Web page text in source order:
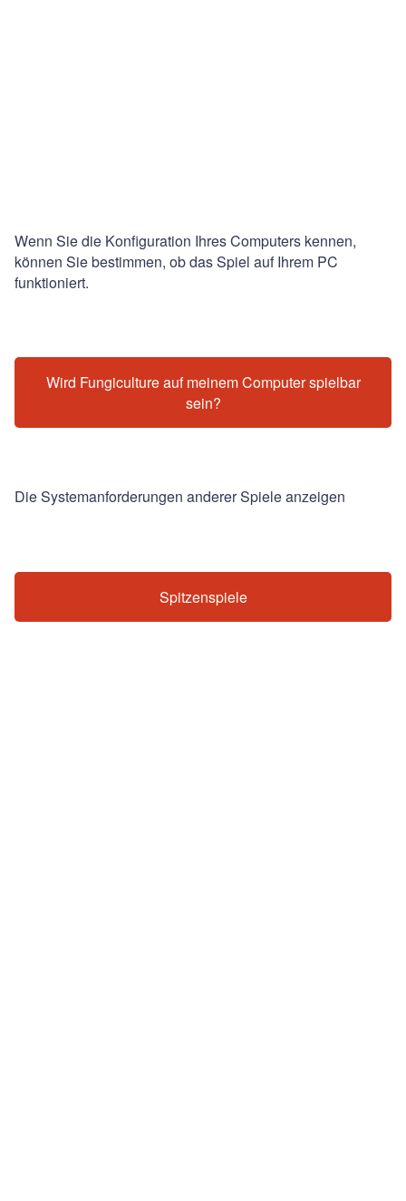
Wenn Sie die Konfiguration Ihres Computers kennen,
können Sie bestimmen, ob das Spiel auf Ihrem PC
funktioniert.
Wird Fungiculture auf meinem Computer spielbar
sein?
Die Systemanforderungen anderer Spiele anzeigen
Spitzenspiele